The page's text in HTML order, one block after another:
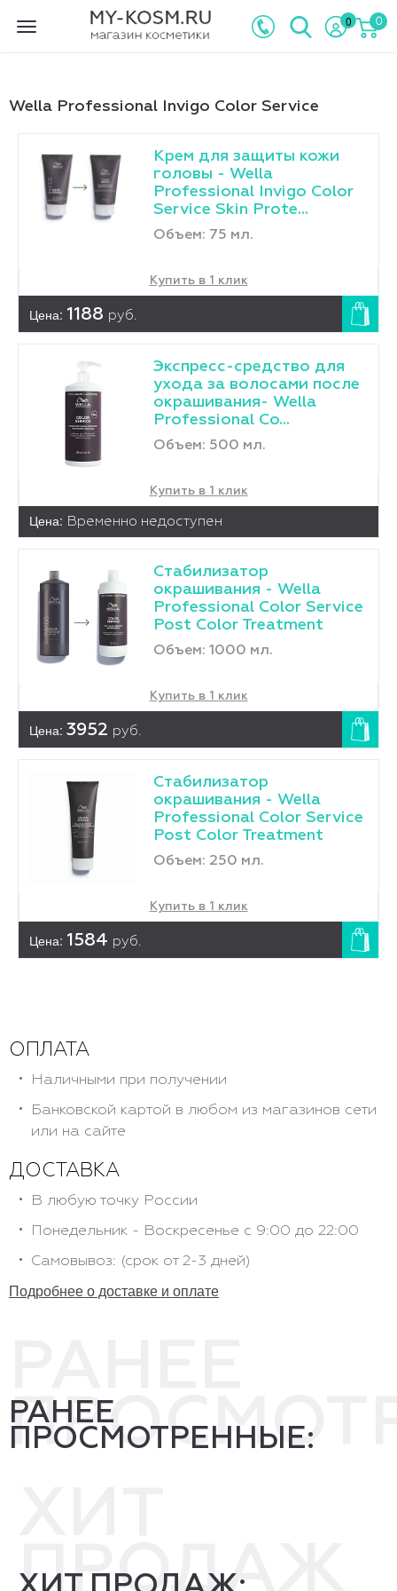
Toggle
0 0
Wella Professional Invigo Color Service
Крем для защиты кожи
головы - Wella
Professional Invigo Color
Service Skin Prote...
Объем: 75 мл.
Купить в 1 клик
Цена: 1188 руб.
Экспресс-средство для
ухода за волосами после
окрашивания- Wella
Professional Co...
Объем: 500 мл.
Купить в 1 клик
Цена: Временно недоступен
Стабилизатор
окрашивания - Wella
Professional Color Service
Post Color Treatment
Объем: 1000 мл.
Купить в 1 клик
Цена: 3952 руб.
Стабилизатор
окрашивания - Wella
Professional Color Service
Post Color Treatment
Объем: 250 мл.
Купить в 1 клик
Цена: 1584 руб.
ОПЛАТА
Наличными при получении
Банковской картой в любом из магазинов сети
или на сайте
ДОСТАВКА
В любую точку России
Понедельник - Воскресенье с 9:00 до 22:00
Самовывоз: (срок от 2-3 дней)
Подробнее о доставке и оплате
РАНЕЕ
ПРОСМОТРЕННЫЕ:
ПРОДАЖ